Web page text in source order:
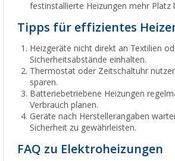
festinstallierte Heizungen mehr Platz
Tipps für effizientes
Heizgeräte nicht direkt an Textilien
Sicherheitsabstände einhalten.
Thermostat oder Zeitschaltuhr
sparen.
Batteriebetriebene Heizungen
Verbrauch planen.
Geräte nach Herstellerangaben
Sicherheit zu gewährleisten.
FAQ zu Elektroheizungen